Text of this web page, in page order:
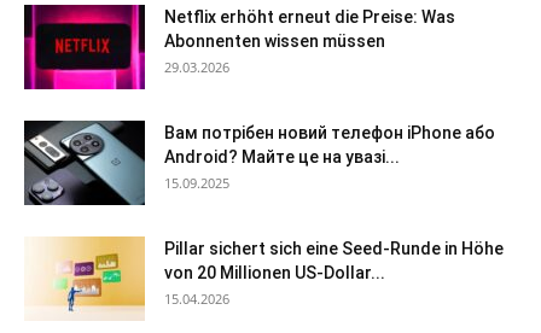
Netflix erhöht erneut die Preise: Was
Abonnenten wissen müssen
29.03.2026
Вам потрібен новий телефон iPhone або
Android? Майте це на увазі...
15.09.2025
Pillar sichert sich eine Seed-Runde in Höhe
von 20 Millionen US-Dollar...
15.04.2026